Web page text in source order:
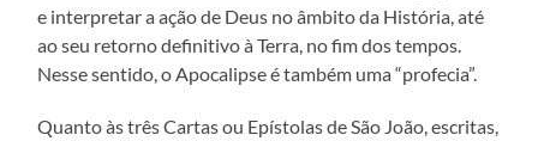
e interpretar a ação de Deus no âmbito da História, até
ao seu retorno definitivo à Terra, no fim dos tempos.
Nesse sentido, o Apocalipse é também uma “profecia”.
Quanto às três Cartas ou Epístolas de São João, escritas,